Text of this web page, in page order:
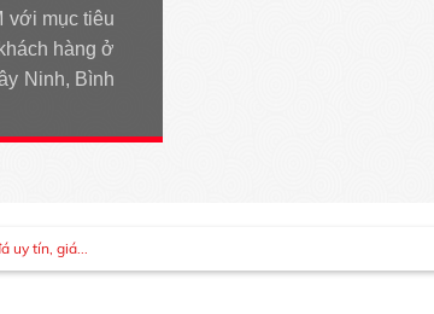
với mục tiêu
hàng ở
Ninh, Bình
uy tín, giá...